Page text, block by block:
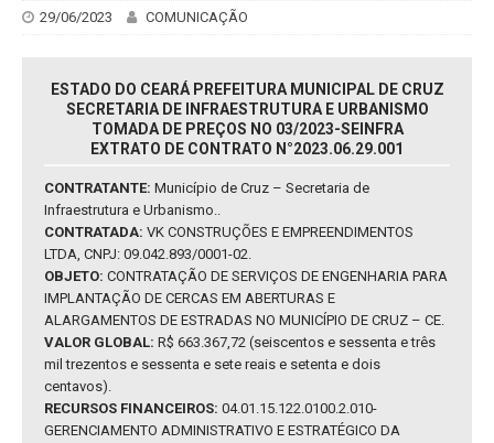
29/06/2023 COMUNICAÇÃO
ESTADO DO CEARÁ PREFEITURA MUNICIPAL DE CRUZ
SECRETARIA DE INFRAESTRUTURA E URBANISMO
TOMADA DE PREÇOS NO 03/2023-SEINFRA
EXTRATO DE CONTRATO N°2023.06.29.001
CONTRATANTE: Município de Cruz – Secretaria de
Infraestrutura e Urbanismo..
CONTRATADA: VK CONSTRUÇÕES E EMPREENDIMENTOS
LTDA, CNPJ: 09.042.893/0001-02.
OBJETO: CONTRATAÇÃO DE SERVIÇOS DE ENGENHARIA PARA
IMPLANTAÇÃO DE CERCAS EM ABERTURAS E
ALARGAMENTOS DE ESTRADAS NO MUNICÍPIO DE CRUZ – CE.
VALOR GLOBAL: R$ 663.367,72 (seiscentos e sessenta e três
mil trezentos e sessenta e sete reais e setenta e dois
centavos).
RECURSOS FINANCEIROS: 04.01.15.122.0100.2.010-
GERENCIAMENTO ADMINISTRATIVO E ESTRATÉGICO DA